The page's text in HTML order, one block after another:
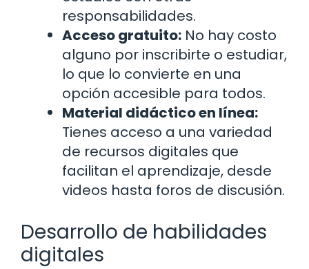
responsabilidades.
Acceso gratuito: No hay costo
alguno por inscribirte o estudiar,
lo que lo convierte en una
opción accesible para todos.
Material didáctico en línea:
Tienes acceso a una variedad
de recursos digitales que
facilitan el aprendizaje, desde
videos hasta foros de discusión.
Desarrollo de habilidades
digitales